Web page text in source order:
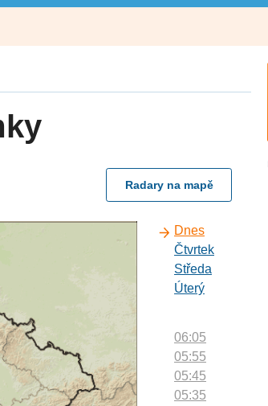
Radary na mapě
Dnes
Čtvrtek
Středa
Úterý
06:05
05:55
05:45
05:35